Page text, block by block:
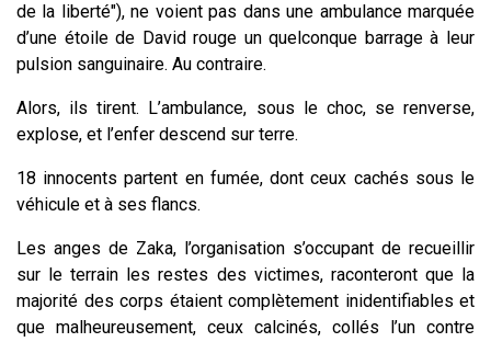
de la liberté"), ne voient pas dans une ambulance marquée
d’une étoile de David rouge un quelconque barrage à leur
pulsion sanguinaire. Au contraire.
Alors, ils tirent. L’ambulance, sous le choc, se renverse,
explose, et l’enfer descend sur terre.
18 innocents partent en fumée, dont ceux cachés sous le
véhicule et à ses flancs.
Les anges de Zaka, l’organisation s’occupant de recueillir
sur le terrain les restes des victimes, raconteront que la
majorité des corps étaient complètement inidentifiables et
que malheureusement, ceux calcinés, collés l’un contre